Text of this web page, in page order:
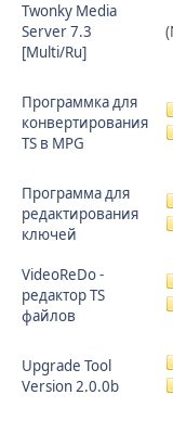
Twonky Media
Server 7.3
[Multi/Ru]
Программка для
конвертирования
TS в MPG
Программа для
редактирования
ключей
VideoReDo -
редактор TS
файлов
Upgrade Tool
Version 2.0.0b